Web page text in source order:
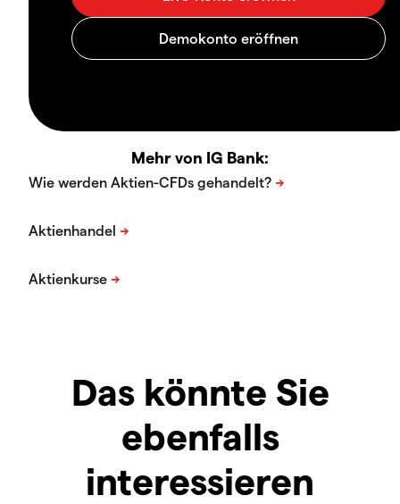
Mehr von IG Bank:
Das könnte Sie
ebenfalls
interessieren